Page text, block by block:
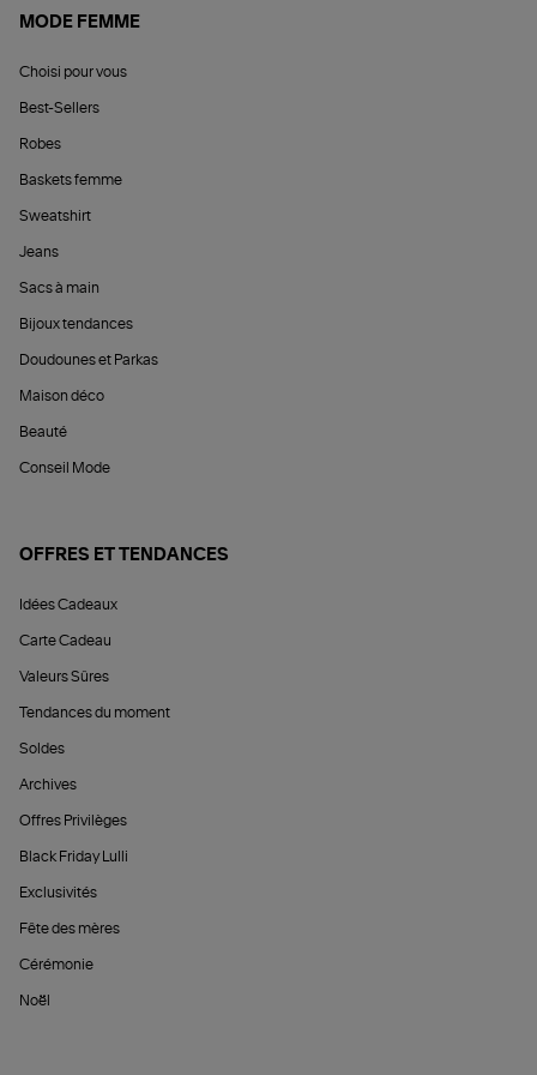
MODE FEMME
Choisi pour vous
Best-Sellers
Robes
Baskets femme
Sweatshirt
Jeans
Sacs à main
Bijoux tendances
Doudounes et Parkas
Maison déco
Beauté
Conseil Mode
OFFRES ET TENDANCES
Idées Cadeaux
Carte Cadeau
Valeurs Sûres
Tendances du moment
Soldes
Archives
Offres Privilèges
Black Friday Lulli
Exclusivités
Fête des mères
Cérémonie
Noël